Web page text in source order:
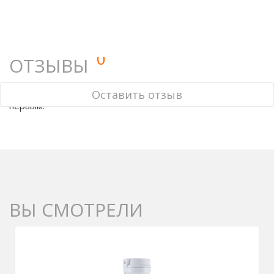
ОТЗЫВЫ 0
Оставить отзыв
У этого товара нет ни одного отзыва. Вы можете стать
первым.
ВЫ СМОТРЕЛИ